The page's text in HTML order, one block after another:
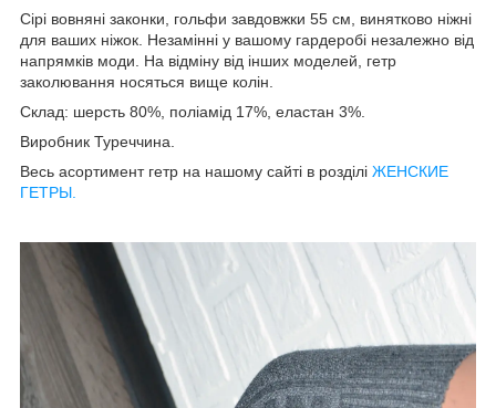
Сірі вовняні законки, гольфи завдовжки 55 см, винятково ніжні
для ваших ніжок. Незамінні у вашому гардеробі незалежно від
напрямків моди. На відміну від інших моделей, гетр
заколювання носяться вище колін.
Склад: шерсть 80%, поліамід 17%, еластан 3%.
Виробник Туреччина.
Весь асортимент гетр на нашому сайті в розділі ЖЕНСКИЕ
ГЕТРЫ.